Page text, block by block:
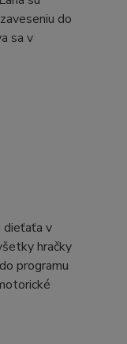
do
sa v
dieťaťa v
hračky
programu